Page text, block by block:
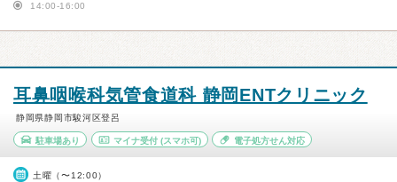
14:00-16:00
耳鼻咽喉科気管食道科 静岡ENTクリニック
静岡県静岡市駿河区登呂
駐車場あり マイナ受付(スマホ可) 電子処方せん対応
土曜（〜12:00）